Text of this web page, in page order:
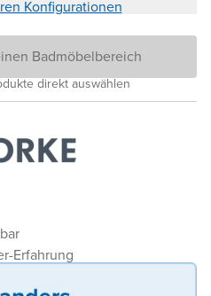
Erfahrung
Konfigurationen
Badmöbelbereich
direkt auswählen